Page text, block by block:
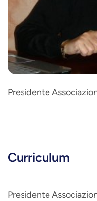
Presidente
Curriculum
Presidente